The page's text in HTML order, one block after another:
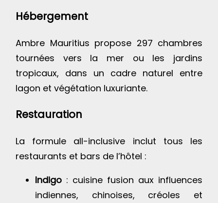
Hébergement
Ambre Mauritius propose 297 chambres
tournées vers la mer ou les jardins
tropicaux, dans un cadre naturel entre
lagon et végétation luxuriante.
Restauration
La formule all-inclusive inclut tous les
restaurants et bars de l’hôtel :
Indigo : cuisine fusion aux influences
indiennes, chinoises, créoles et